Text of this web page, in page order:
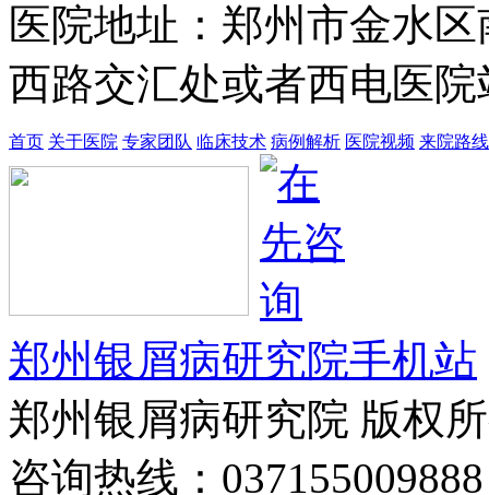
医院地址：郑州市金水
西路交汇处或者西电医
首页 关于医院 专家团队 临床技术 病例解析 医院视频 来院路线
郑州银屑病研究院手机站
郑州银屑病研究院 版权
咨询热线：